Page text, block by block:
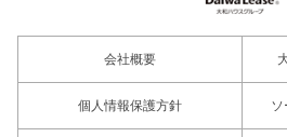
会社概要
個人情報保護方針